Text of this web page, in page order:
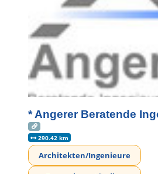
* Angerer Beratende
290.42 km
Architekten/Ingenieure